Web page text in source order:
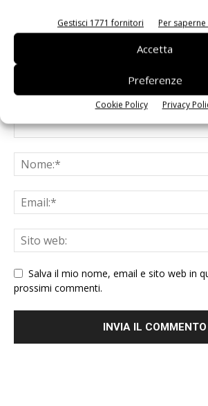
Gestisci 1771 fornitori Per
Accetta
Preferenze
Cookie Policy Privacy
Salva il mio nome, email e sito web in
prossimi commenti.